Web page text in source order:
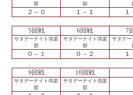
部
部
２－０ １－１ １
5回戦 6回戦 7
サタデーナイト倶楽
部
サタデーナイト倶楽
部
サタデー
０－１ ０－２ １
9回戦 10回戦
サタデーナイト倶楽
部
サタデーナイト倶楽
部